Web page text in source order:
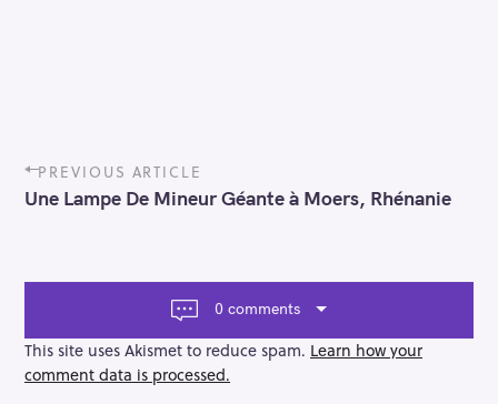
P
o
s
a
g
a
t
PREVIOUS ARTICLE
Une Lampe De Mineur Géante à Moers, Rhénanie
0 comments
This site uses Akismet to reduce spam. Learn how your
comment data is processed.